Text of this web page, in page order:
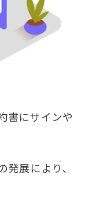
書にサインや
展により、